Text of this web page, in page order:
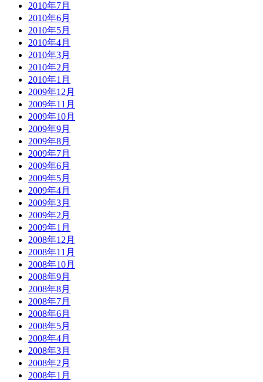
2010年7月
2010年6月
2010年5月
2010年4月
2010年3月
2010年2月
2010年1月
2009年12月
2009年11月
2009年10月
2009年9月
2009年8月
2009年7月
2009年6月
2009年5月
2009年4月
2009年3月
2009年2月
2009年1月
2008年12月
2008年11月
2008年10月
2008年9月
2008年8月
2008年7月
2008年6月
2008年5月
2008年4月
2008年3月
2008年2月
2008年1月